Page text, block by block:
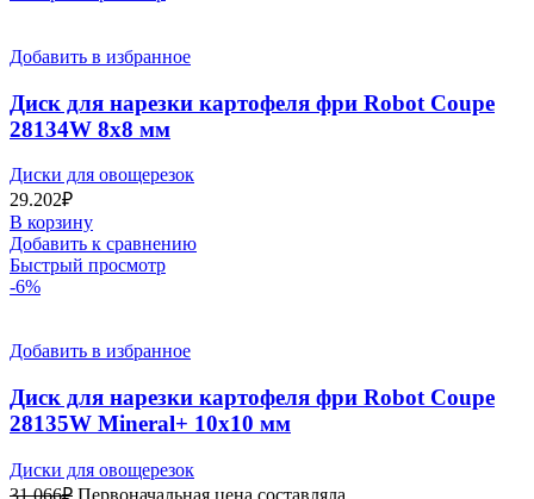
Добавить в избранное
Диск для нарезки картофеля фри Robot Coupe
28134W 8х8 мм
Диски для овощерезок
29.202₽
В корзину
Добавить к сравнению
Быстрый просмотр
-6%
Добавить в избранное
Диск для нарезки картофеля фри Robot Coupe
28135W Mineral+ 10х10 мм
Диски для овощерезок
31.066₽ Первоначальная цена составляла